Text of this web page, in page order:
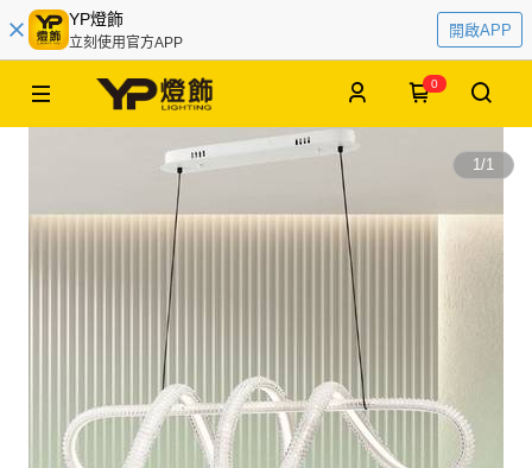
YP燈飾
立刻使用官方APP
開啟APP
0
1/1